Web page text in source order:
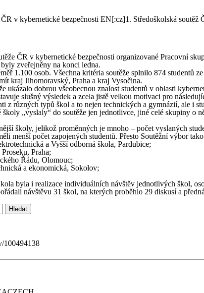
v kybernetické bezpečnosti EN[:cz]1. Středoškolská soutěž
ČR v kybernetické bezpečnosti organizované Pracovní
zveřejněny na konci ledna.
1.100 osob. Všechna kritéria soutěže splnilo 874 studentů
kraj Jihomoravský, Praha a kraj Vysočina.
ukázalo dobrou všeobecnou znalost studentů v oblasti
slušný výsledek a zcela jistě velkou motivaci pro
z různých typů škol a to nejen technických a gymnázií, ale
„vyslaly“ do soutěže jen jednotlivce, jiné celé skupiny
školy, jelikož proměnných je mnoho – počet vyslaných
menší počet zapojených studentů. Přesto Soutěžní výbor
a Vyšší odborná škola, Pardubice;
Praha;
Řádu, Olomouc;
a ekonomická, Sokolov;
byla i realizace individuálních návštěv jednotlivých škol,
návštěvu 31 škol, na kterých proběhlo 29 diskusí a
100494138